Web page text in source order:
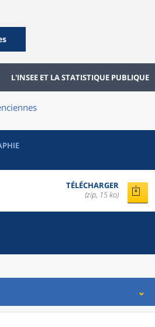
L'INSEE ET LA STATISTIQUE PUBLIQUE
TÉLÉCHARGER
(zip, 15 ko)